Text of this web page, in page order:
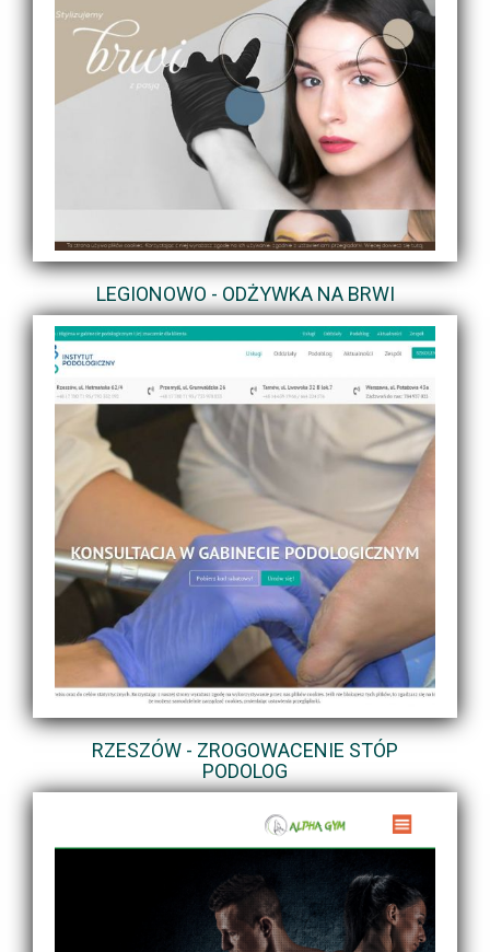
LEGIONOWO - ODŻYWKA NA BRWI
RZESZÓW - ZROGOWACENIE STÓP
PODOLOG